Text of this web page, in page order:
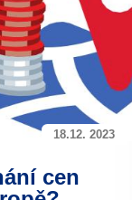
18.12. 2023
cen